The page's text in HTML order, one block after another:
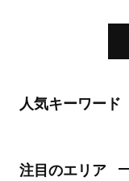
人気キーワード
注目のエリア